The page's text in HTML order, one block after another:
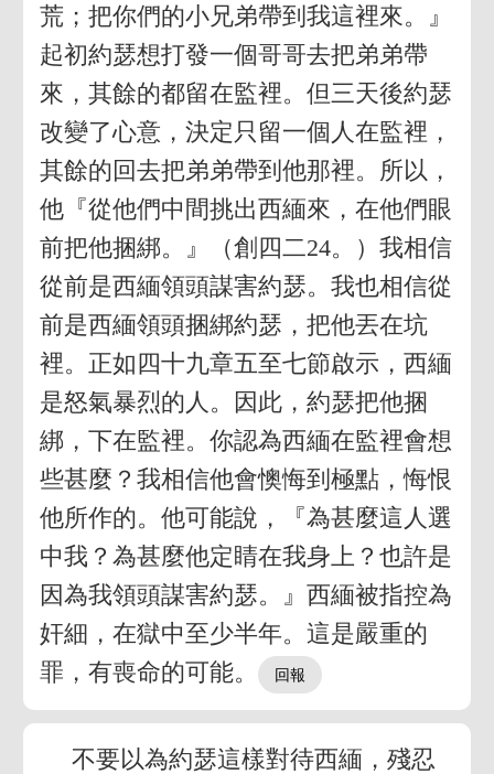
荒；把你們的小兄弟帶到我這裡來。』
起初約瑟想打發一個哥哥去把弟弟帶
來，其餘的都留在監裡。但三天後約瑟
改變了心意，決定只留一個人在監裡，
其餘的回去把弟弟帶到他那裡。所以，
他『從他們中間挑出西緬來，在他們眼
前把他捆綁。』（創四二24。）我相信
從前是西緬領頭謀害約瑟。我也相信從
前是西緬領頭捆綁約瑟，把他丟在坑
裡。正如四十九章五至七節啟示，西緬
是怒氣暴烈的人。因此，約瑟把他捆
綁，下在監裡。你認為西緬在監裡會想
些甚麼？我相信他會懊悔到極點，悔恨
他所作的。他可能說，『為甚麼這人選
中我？為甚麼他定睛在我身上？也許是
因為我領頭謀害約瑟。』西緬被指控為
奸細，在獄中至少半年。這是嚴重的
罪，有喪命的可能。
不要以為約瑟這樣對待西緬，殘忍